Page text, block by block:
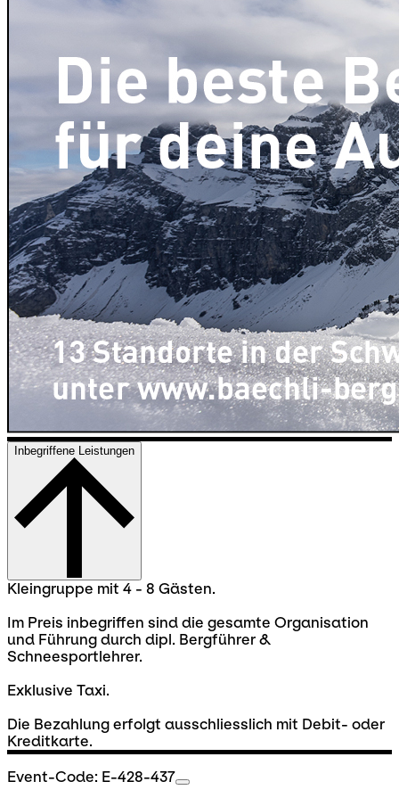
Inbegriffene Leistungen
Kleingruppe mit 4 - 8 Gästen.
Im Preis inbegriffen sind die gesamte Organisation
und Führung durch dipl. Bergführer &
Schneesportlehrer.
Exklusive Taxi.
Die Bezahlung erfolgt ausschliesslich mit Debit- oder
Kreditkarte.
Event-Code: E-428-437